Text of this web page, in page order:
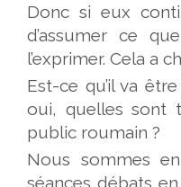
Donc si eux
d’assumer ce
l’exprimer. Cela a
Est-ce qu’il va
oui, quelles sont
public roumain ?
Nous sommes
séances débats